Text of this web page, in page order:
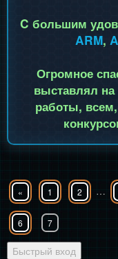
C большим
ARM,
Огромное
выставлял
работы,
« 1 2 …
6 7